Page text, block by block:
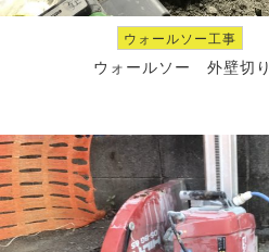
ウォールソー工事
ウォールソー 外壁切り